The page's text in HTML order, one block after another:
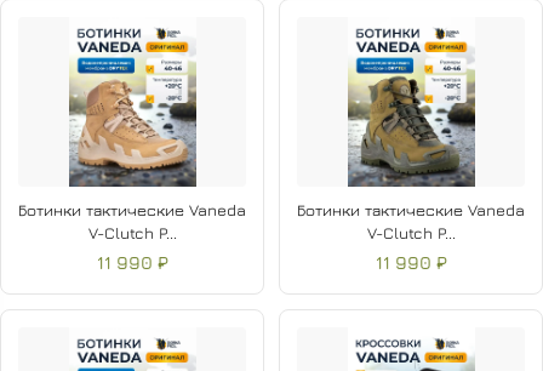
Ботинки тактические Vaneda
V-Clutch P...
11 990 ₽
Ботинки тактические Vaneda
V-Clutch P...
11 990 ₽